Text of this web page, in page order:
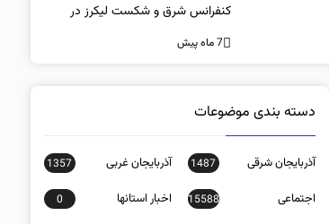
کنفرانس شرق و شکست لیکرز در
غیاب جیمز
7 ماه پیش
دسته بندی موضوعات
آذربایجان شرقی 1487 آذربایجان غربی 1357
اجتماعی 15588 اخبار استانها 0